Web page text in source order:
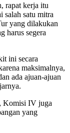
rapat kerja itu
salah satu mitra
yang dilakukan
harus segera
ini secara
maksimalnya,
ada ajuan-ajuan
Komisi IV juga
yang